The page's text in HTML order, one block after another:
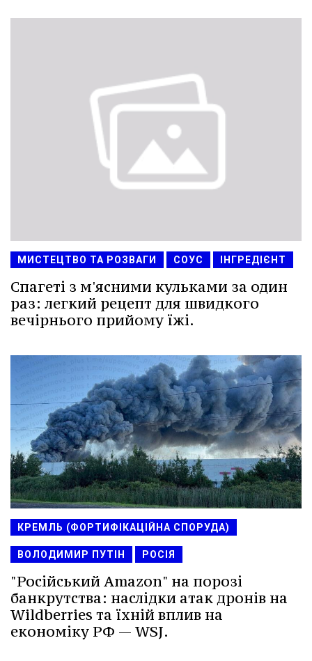
МИСТЕЦТВО ТА РОЗВАГИ СОУС ІНГРЕДІЄНТ
Спагеті з м'ясними кульками за один
раз: легкий рецепт для швидкого
вечірнього прийому їжі.
КРЕМЛЬ (ФОРТИФІКАЦІЙНА СПОРУДА)
ВОЛОДИМИР ПУТІН РОСІЯ
"Російський Amazon" на порозі
банкрутства: наслідки атак дронів на
Wildberries та їхній вплив на
економіку РФ — WSJ.